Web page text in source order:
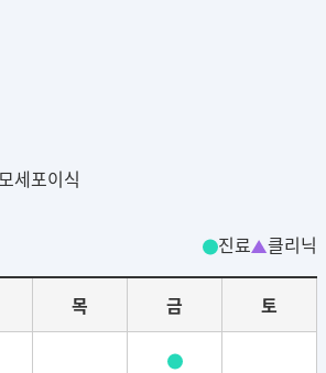
세포이식
진료
클리닉
목 금 토